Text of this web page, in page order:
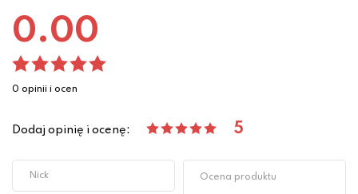
0.00
0 opinii i ocen
Dodaj opinię i ocenę: 5